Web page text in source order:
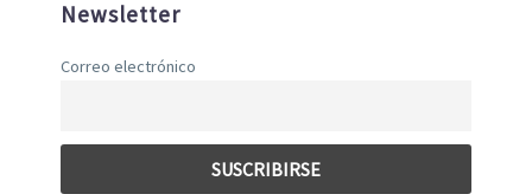
Newsletter
Correo electrónico